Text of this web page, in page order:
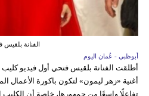
الفنانة بلقيس
أبوظبي - عُمان اليوم
أطلقت الفنانة بلقيس فتحي أول فيديو كليب
أغنية «زهر ليمون» لتكون باكورة الأعمال
تفاعلًا واسعًا من جمهورها، خاصة أن